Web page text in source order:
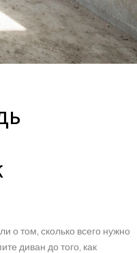
о том, сколько всего нужно
диван до того, как